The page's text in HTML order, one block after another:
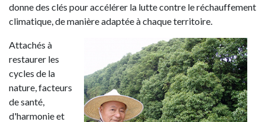
donne des clés pour accélérer la lutte contre le réchauffement
climatique, de manière adaptée à chaque territoire.
Attachés à
restaurer les
cycles de la
nature, facteurs
de santé,
d'harmonie et